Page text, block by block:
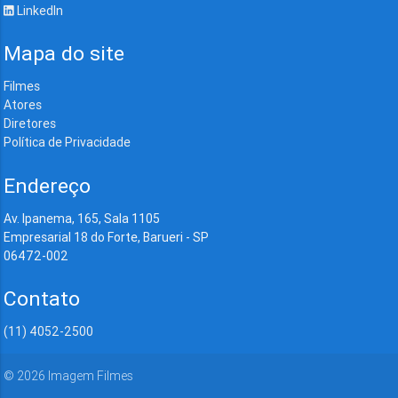
LinkedIn
Mapa do site
Filmes
Atores
Diretores
Política de Privacidade
Endereço
Av. Ipanema, 165, Sala 1105
Empresarial 18 do Forte, Barueri - SP
06472-002
Contato
(11) 4052-2500
© 2026 Imagem Filmes